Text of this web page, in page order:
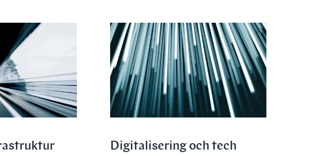
Digitalisering och tech